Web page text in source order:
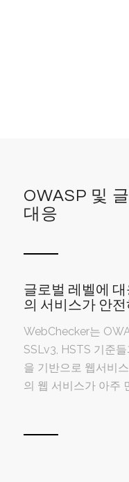
OWASP 및
대응
글로벌 레벨에
의 서비스가 안
WebChecker는
SSLv3, HSTS 기준
을 기반으로 웹서비
의 웹 서비스가 아주